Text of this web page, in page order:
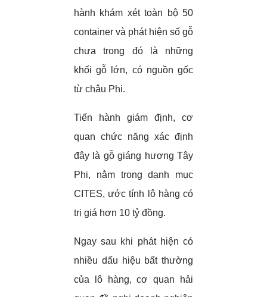
hành khám xét toàn bộ 50
container và phát hiện số gỗ
chưa trong đó là những
khối gỗ lớn, có nguồn gốc
từ châu Phi.
Tiến hành giám định, cơ
quan chức năng xác định
đây là gỗ giáng hương Tây
Phi, nằm trong danh mục
CITES, ước tính lô hàng có
trị giá hơn 10 tỷ đồng.
Ngay sau khi phát hiện có
nhiều dấu hiệu bất thường
của lô hàng, cơ quan hải